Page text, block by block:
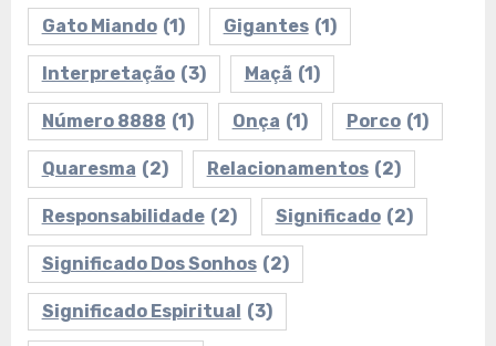
Gato Miando (1) Gigantes (1)
Interpretação (3) Maçã (1)
Número 8888 (1) Onça (1) Porco (1)
Quaresma (2) Relacionamentos (2)
Responsabilidade (2) Significado (2)
Significado Dos Sonhos (2)
Significado Espiritual (3)